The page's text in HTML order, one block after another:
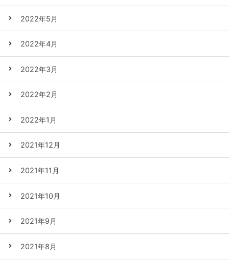
2022年5月
2022年4月
2022年3月
2022年2月
2022年1月
2021年12月
2021年11月
2021年10月
2021年9月
2021年8月